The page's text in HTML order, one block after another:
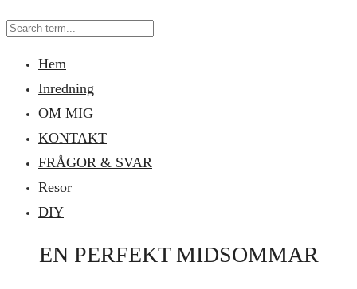
Hem
Inredning
OM MIG
KONTAKT
FRÅGOR & SVAR
Resor
DIY
EN PERFEKT MIDSOMMAR